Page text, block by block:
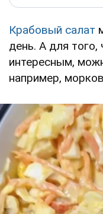
Крабовый салат
день. А для
интересным,
например,